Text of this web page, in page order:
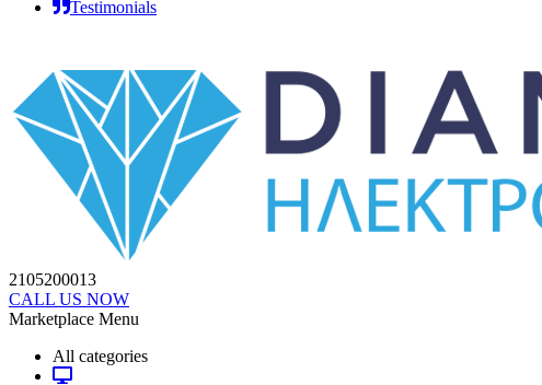
Testimonials
2105200013
CALL US NOW
Marketplace Menu
All categories